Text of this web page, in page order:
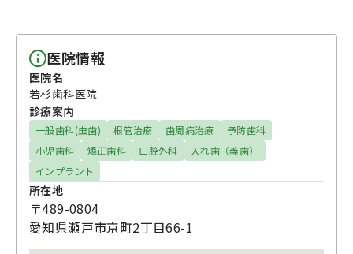
医院情報
医院名
若杉歯科医院
診療案内
一般歯科(虫歯) 根管治療 歯周病治療
予防歯科
小児歯科
矯正歯科 口腔外科
入れ歯（義歯）
インプラント
所在地
〒489-0804
愛知県瀬戸市京町2丁目66-1